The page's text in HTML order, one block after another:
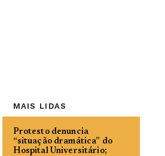
MAIS LIDAS
Protesto denuncia
“situação dramática” do
Hospital Universitário;